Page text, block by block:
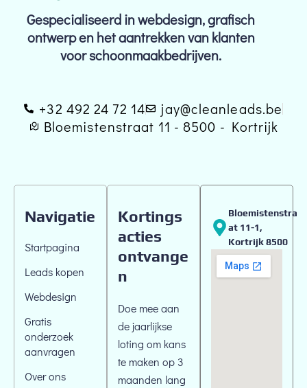
Gespecialiseerd in webdesign, grafisch
ontwerp en het aantrekken van klanten
voor schoonmaakbedrijven.
+32 492 24 72 14
jay@cleanleads.be
Bloemistenstraat 11 - 8500 - Kortrijk
Navigatie
Startpagina
Leads kopen
Webdesign
Gratis
onderzoek
aanvragen
Over ons
Kortings
acties
ontvange
n
Doe mee aan
de jaarlijkse
loting om kans
te maken op 3
maanden lang
Bloemistenstra
At 11-1,
Kortrijk 8500